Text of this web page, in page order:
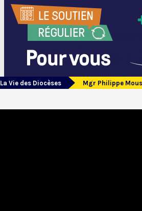
La Vie des Diocèses Mgr Philippe